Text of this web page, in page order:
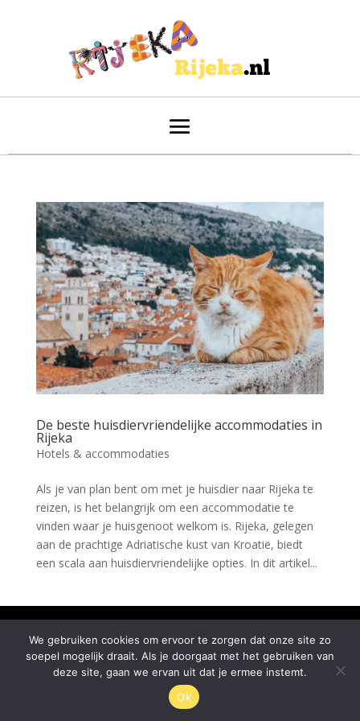
De beste huisdiervriendelijke accommodaties in
Rijeka
Hotels & accommodaties
Als je van plan bent om met je huisdier naar Rijeka te
reizen, is het belangrijk om een accommodatie te
vinden waar je huisgenoot welkom is. Rijeka, gelegen
aan de prachtige Adriatische kust van Kroatië, biedt
een scala aan huisdiervriendelijke opties. In dit artikel...
We gebruiken cookies om ervoor te zorgen dat onze site zo
soepel mogelijk draait. Als je doorgaat met het gebruiken van
deze site, gaan we ervan uit dat je ermee instemt.
Ok